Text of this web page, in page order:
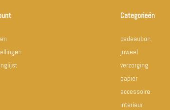
Categorieën
cadeaubon
juweel
verzorging
papier
accessoire
interieur